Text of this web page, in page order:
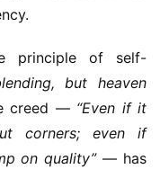
principle of self-
but heaven
creed — “Even if it
corners; even if
on quality” — has